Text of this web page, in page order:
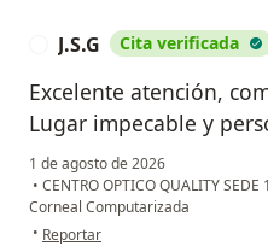
J.S.G Cita verificada
Excelente atención,
Lugar impecable y
1 de agosto de 2026
• CENTRO OPTICO QUALITY SEDE
Corneal Computarizada
• en opinión del usuario J.S.G
Reportar